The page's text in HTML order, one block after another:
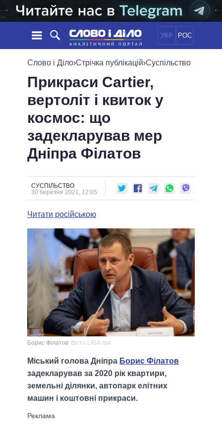
УКР РОС
НОВИНИ
СТРІЧКА
ПОДІЇ
СТАТТІ
ОГЛЯДИ
ДАЙДЖЕСТИ
ПОЛІТИКА
ЕКОНОМІКА
ОБIЦЯНКИ
ПОЛIТИКИ
ПРЕЗИДЕНТ І ОФІС
ВЕРХОВНА РАДА
ГОЛОВИ ОБЛАДМІНІСТРАЦІЙ
МЕРИ МІСТ
ВСІ ПЕРСОНИ
ІНФОГРАФІКА
ВІДЕО
ПОРІВНЯННЯ ПОЛІТИКІВ
Слово і Діло›Стрічка публікацій›Суспільство
Прикраси Cartier,
вертоліт і квиток у
космос: що
задекларував мер
Дніпра Філатов
СУСПІЛЬСТВО
30 березня 2021, 12:05
Читати російською
Борис Філатов фото LIGA.net
Міський голова Дніпра Борис Філатов
задекларував за 2020 рік квартири,
земельні ділянки, автопарк елітних
машин і коштовні прикраси.